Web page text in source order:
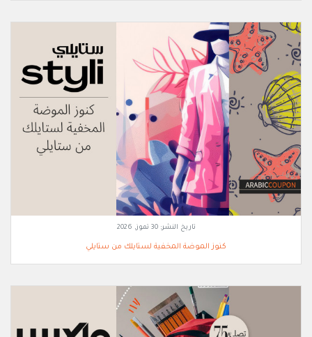
تاريخ النشر:30 تموز, 2026
كنوز الموضة المخفية لستايلك من ستايلي